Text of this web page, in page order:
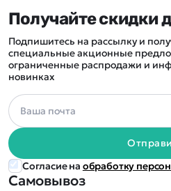
Самовывоз
Получайте скидки
Подпишитесь на рассылку и
специальные акционные
ограниченные распродажи и
новинках
Согласие на обработку